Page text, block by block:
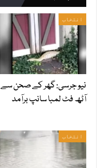
انتخاب
نیو جرسی: گھر کے صحن سے
آٹھ فٹ لمبا سانپ برآمد
انتخاب